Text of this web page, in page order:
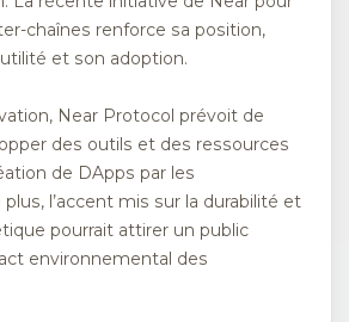
chaînes renforce sa position,
et son adoption.
Near Protocol prévoit de
des outils et des ressources
de DApps par les
l’accent mis sur la durabilité et
pourrait attirer un public
environnemental des